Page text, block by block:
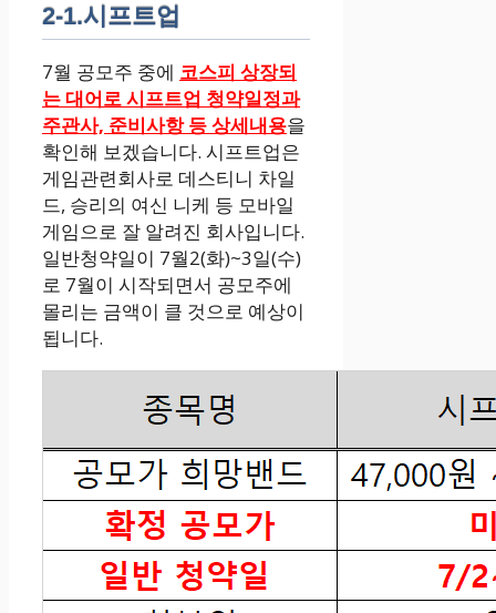
2-1.시프트업
7월 공모주 중에 코스피 상장되
는 대어로 시프트업 청약일정과
주관사, 준비사항 등 상세내용을
확인해 보겠습니다. 시프트업은
게임관련회사로 데스티니 차일
드, 승리의 여신 니케 등 모바일
게임으로 잘 알려진 회사입니다.
일반청약일이 7월2(화)~3일(수)
로 7월이 시작되면서 공모주에
몰리는 금액이 클 것으로 예상이
됩니다.